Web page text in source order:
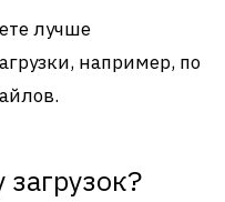
лучше
например, по